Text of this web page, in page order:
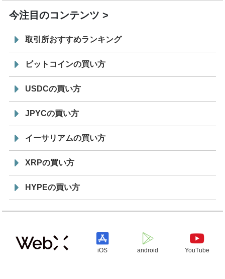
今注目のコンテンツ
取引所おすすめランキング
ビットコインの買い方
USDCの買い方
JPYCの買い方
イーサリアムの買い方
XRPの買い方
HYPEの買い方
iOS android YouTube